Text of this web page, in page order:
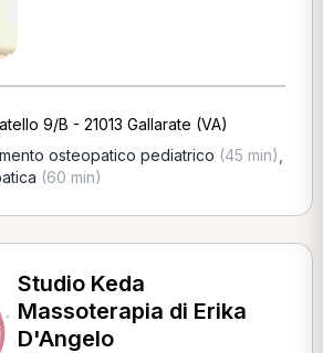
9/B - 21013 Gallarate (VA)
osteopatico pediatrico (45 min)
(60 min)
Studio Keda
Massoterapia di Erika
D'Angelo